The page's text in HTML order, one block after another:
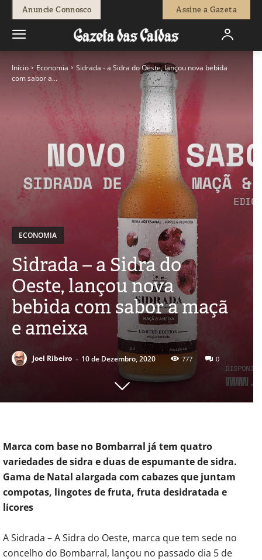
Anuncie Connosco Assine a Gazeta
Início Economia
Sidrada - a Sidra do Oeste, lançou nova bebida
com sabor a...
ECONOMIA
Sidrada – a Sidra do
Oeste, lançou nova
bebida com sabor a maçã
e ameixa
Joel Ribeiro - 10 de Dezembro, 2020 777 0
Marca com base no Bombarral já tem quatro
variedades de sidra e duas de espumante de sidra.
Gama de Natal alargada com cabazes que juntam
compotas, lingotes de fruta, fruta desidratada e
licores
A Sidrada – A Sidra do Oeste, marca que tem sede no
concelho do Bombarral, lançou no passado dia 5 de